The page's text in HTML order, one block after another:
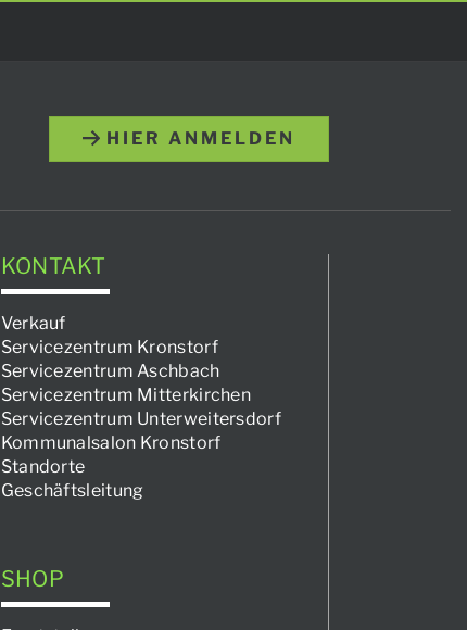
HIER ANMELDEN
KONTAKT
Verkauf
Servicezentrum Kronstorf
Servicezentrum Aschbach
Servicezentrum Mitterkirchen
Servicezentrum Unterweitersdorf
Kommunalsalon Kronstorf
Standorte
Geschäftsleitung
SHOP